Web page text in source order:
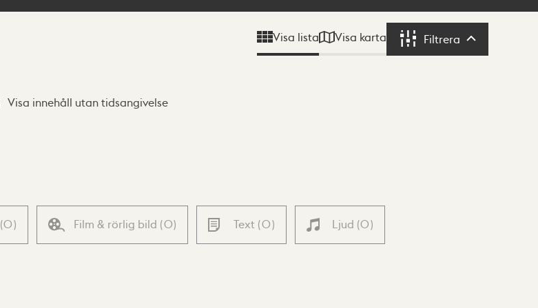
Visa lista Visa karta Filtrera Filtrera
Visa innehåll utan tidsangivelse
(0) Film & rörlig bild (0) Text (0) Ljud (0)